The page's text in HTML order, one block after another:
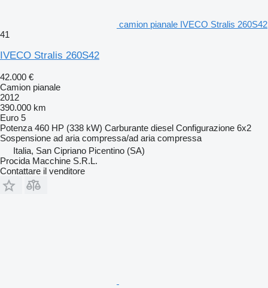
camion pianale IVECO Stralis 260S42
41
IVECO Stralis 260S42
42.000 €
Camion pianale
2012
390.000 km
Euro 5
Potenza 460 HP (338 kW) Carburante diesel Configurazione 6x2
Sospensione ad aria compressa/ad aria compressa
Italia, San Cipriano Picentino (SA)
Procida Macchine S.R.L.
Contattare il venditore